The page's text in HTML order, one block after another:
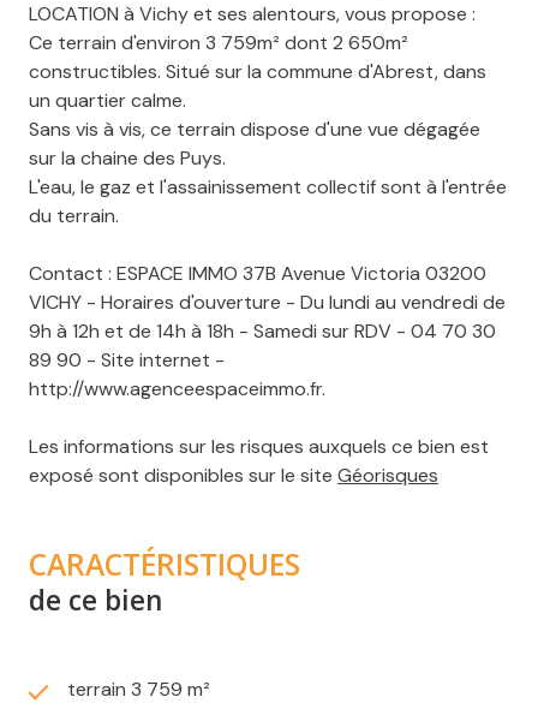
LOCATION à Vichy et ses alentours, vous propose :
Ce terrain d'environ 3 759m² dont 2 650m²
constructibles. Situé sur la commune d'Abrest, dans
un quartier calme.
Sans vis à vis, ce terrain dispose d'une vue dégagée
sur la chaine des Puys.
L'eau, le gaz et l'assainissement collectif sont à l'entrée
du terrain.
Contact : ESPACE IMMO 37B Avenue Victoria 03200
VICHY - Horaires d'ouverture - Du lundi au vendredi de
9h à 12h et de 14h à 18h - Samedi sur RDV - 04 70 30
89 90 - Site internet -
http://www.agenceespaceimmo.fr.
Les informations sur les risques auxquels ce bien est
exposé sont disponibles sur le site Géorisques
CARACTÉRISTIQUES
de ce bien
terrain 3 759 m²